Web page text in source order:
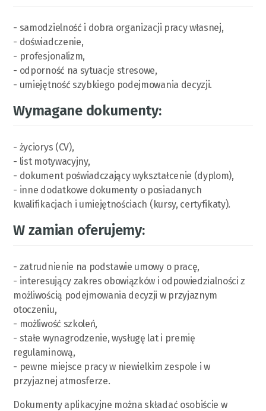
- samodzielność i dobra organizacji pracy własnej,
- doświadczenie,
- profesjonalizm,
- odporność na sytuacje stresowe,
- umiejętność szybkiego podejmowania decyzji.
Wymagane dokumenty:
- życiorys (CV),
- list motywacyjny,
- dokument poświadczający wykształcenie (dyplom),
- inne dodatkowe dokumenty o posiadanych
kwalifikacjach i umiejętnościach (kursy, certyfikaty).
W zamian oferujemy:
- zatrudnienie na podstawie umowy o pracę,
- interesujący zakres obowiązków i odpowiedzialności z
możliwością podejmowania decyzji w przyjaznym
otoczeniu,
- możliwość szkoleń,
- stałe wynagrodzenie, wysługę lat i premię
regulaminową,
- pewne miejsce pracy w niewielkim zespole i w
przyjaznej atmosferze.
Dokumenty aplikacyjne można składać osobiście w